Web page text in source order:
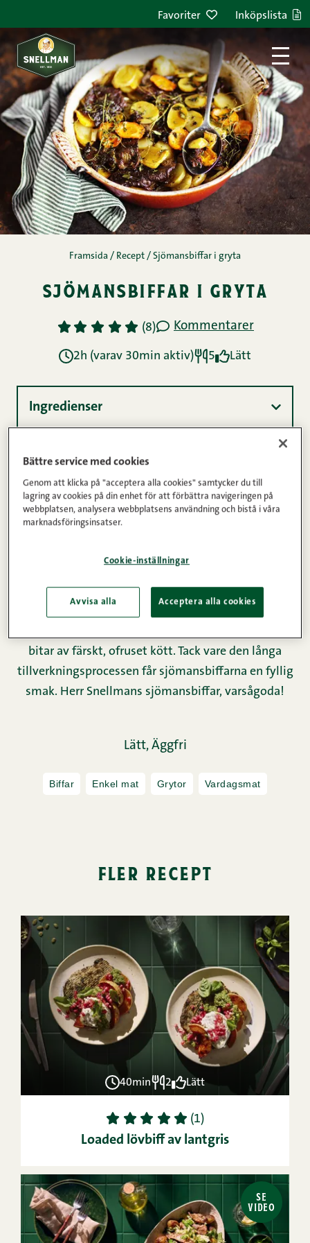
Favoriter Inköpslista
Framsida / Recept / Sjömansbiffar i gryta
sjömansbiffar i gryta
1 2 3 4 5 (8) Kommentarer
2h (varav 30min aktiv) 5 Lätt
Ingredienser
Instruktioner
Näringsinnehåll
och inte en biff. Hur som helst så lämpar sig
bitar av färskt, ofruset kött. Tack vare den långa
tillverkningsprocessen får sjömansbiffarna en fyllig
smak. Herr Snellmans sjömansbiffar, varsågoda!
Lätt, Äggfri
Biffar Enkel mat Grytor Vardagsmat
fler recept
40min 2 Lätt
1 2 3 4 5 (1)
Loaded lövbiff av lantgris
SE
VIDEO
Bättre service med cookies
Genom att klicka på "acceptera alla cookies" samtycker du till
lagring av cookies på din enhet för att förbättra navigeringen på
webbplatsen, analysera webbplatsens användning och bistå i våra
marknadsföringsinsatser.
Cookie-inställningar
Avvisa alla Acceptera alla cookies